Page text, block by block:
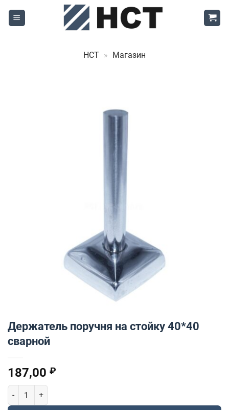
НСТ » Магазин
Держатель поручня на стойку 40*40
сварной
187,00 ₽
Количество товара Держатель поручня на стойку 40*40 сварной